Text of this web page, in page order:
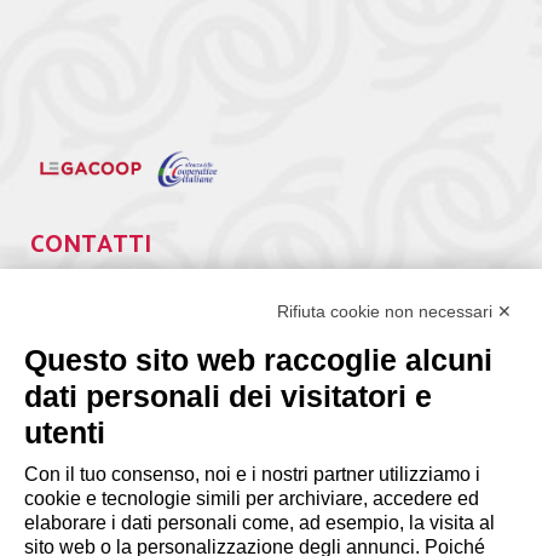
CONTATTI
segreteria@lps.coop
INFORMAZIONI
Rifiuta cookie non necessari ✕
Questo sito web raccoglie alcuni
dati personali dei visitatori e
utenti
Con il tuo consenso, noi e i nostri partner utilizziamo i
cookie e tecnologie simili per archiviare, accedere ed
elaborare i dati personali come, ad esempio, la visita al
sito web o la personalizzazione degli annunci. Poiché